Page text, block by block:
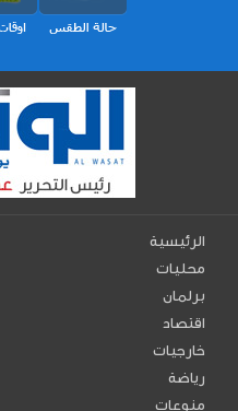
الرئيسية
محليات
برلمان
اقتصاد
خارجيات
رياضة
منوعات